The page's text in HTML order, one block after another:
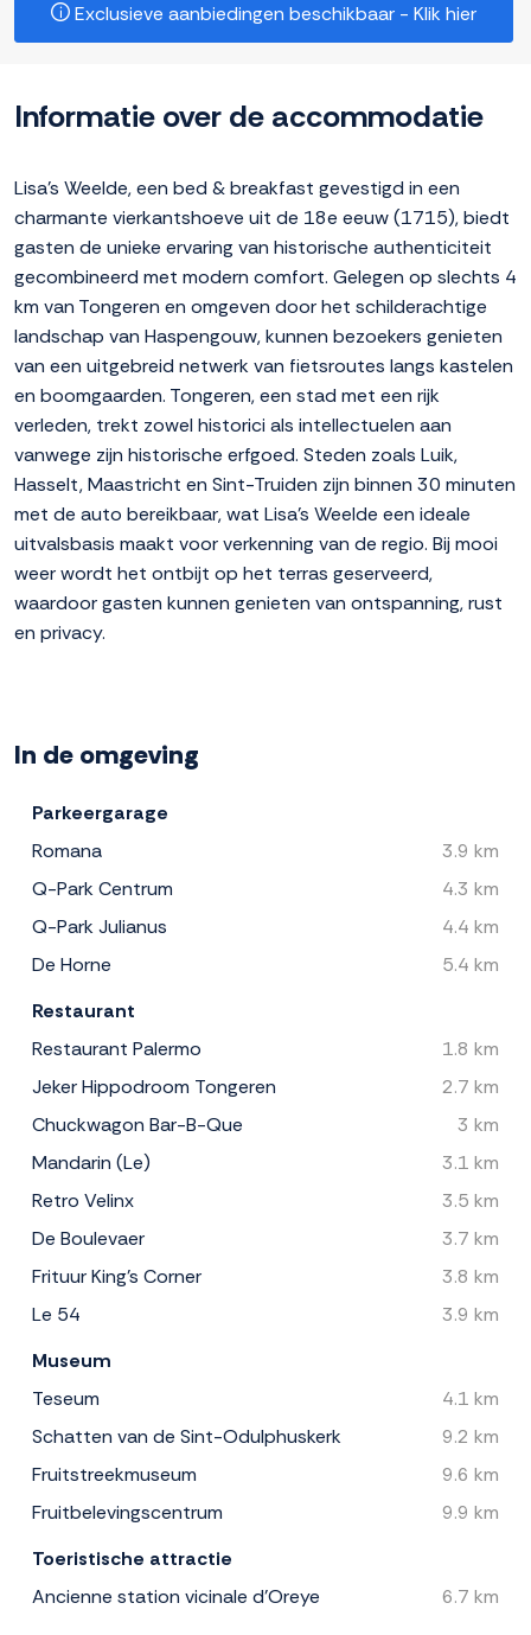
Exclusieve aanbiedingen beschikbaar - Klik hier
Informatie over de accommodatie
Lisa's Weelde, een bed & breakfast gevestigd in een
charmante vierkantshoeve uit de 18e eeuw (1715), biedt
gasten de unieke ervaring van historische authenticiteit
gecombineerd met modern comfort. Gelegen op slechts 4
km van Tongeren en omgeven door het schilderachtige
landschap van Haspengouw, kunnen bezoekers genieten
van een uitgebreid netwerk van fietsroutes langs kastelen
en boomgaarden. Tongeren, een stad met een rijk
verleden, trekt zowel historici als intellectuelen aan
vanwege zijn historische erfgoed. Steden zoals Luik,
Hasselt, Maastricht en Sint-Truiden zijn binnen 30 minuten
met de auto bereikbaar, wat Lisa's Weelde een ideale
uitvalsbasis maakt voor verkenning van de regio. Bij mooi
weer wordt het ontbijt op het terras geserveerd,
waardoor gasten kunnen genieten van ontspanning, rust
en privacy.
In de omgeving
Parkeergarage
Romana
3.9 km
Q-Park Centrum
4.3 km
Q-Park Julianus
4.4 km
De Horne
5.4 km
Restaurant
Restaurant Palermo
1.8 km
Jeker Hippodroom Tongeren
2.7 km
Chuckwagon Bar-B-Que
3 km
Mandarin (Le)
3.1 km
Retro Velinx
3.5 km
De Boulevaer
3.7 km
Frituur King's Corner
3.8 km
Le 54
3.9 km
Museum
Teseum
4.1 km
Schatten van de Sint-Odulphuskerk
9.2 km
Fruitstreekmuseum
9.6 km
Fruitbelevingscentrum
9.9 km
Toeristische attractie
Ancienne station vicinale d'Oreye
6.7 km